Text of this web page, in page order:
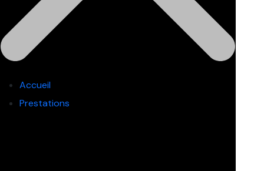
Accueil
Prestations